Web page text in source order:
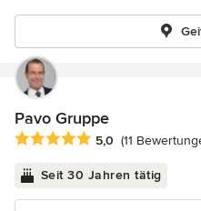
Pavo Gruppe
Durchschnittliche Bewertung:
5,0 (11
Seit 30 Jahren tätig